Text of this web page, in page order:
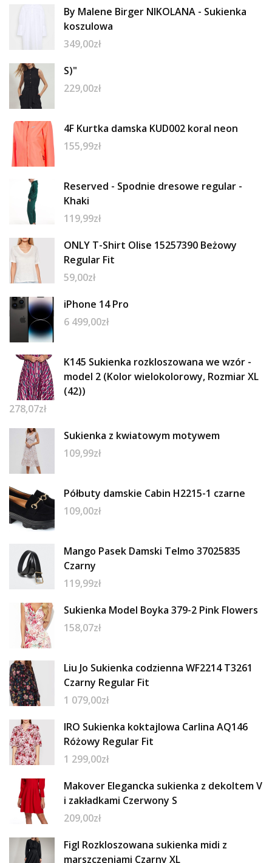
By Malene Birger NIKOLANA - Sukienka
koszulowa
349,00zł
S)"
229,00zł
4F Kurtka damska KUD002 koral neon
155,99zł
Reserved - Spodnie dresowe regular -
Khaki
119,99zł
ONLY T-Shirt Olise 15257390 Beżowy
Regular Fit
59,00zł
iPhone 14 Pro
6 499,00zł
K145 Sukienka rozkloszowana we wzór -
model 2 (Kolor wielokolorowy, Rozmiar XL
(42))
278,07zł
Sukienka z kwiatowym motywem
109,99zł
Półbuty damskie Cabin H2215-1 czarne
109,00zł
Mango Pasek Damski Telmo 37025835
Czarny
119,99zł
Sukienka Model Boyka 379-2 Pink Flowers
158,07zł
Liu Jo Sukienka codzienna WF2214 T3261
Czarny Regular Fit
1 079,00zł
IRO Sukienka koktajlowa Carlina AQ146
Różowy Regular Fit
1 299,00zł
Makover Elegancka sukienka z dekoltem V
i zakładkami Czerwony S
209,00zł
Figl Rozkloszowana sukienka midi z
marszczeniami Czarny XL